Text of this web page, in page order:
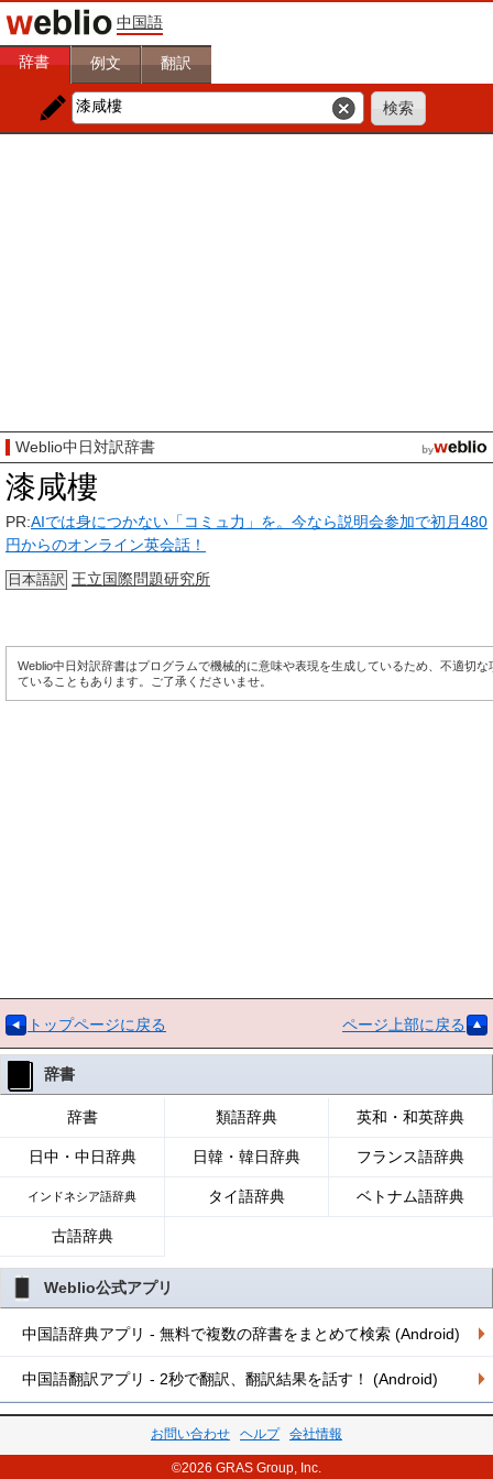
中国語
辞書 例文 翻訳
Weblio中日対訳辞書
漆咸樓
PR:AIでは身につかない「コミュ力」を。今なら説明会参加で初月480
円からのオンライン英会話！
日本語訳 王立国際問題研究所
Weblio中日対訳辞書はプログラムで機械的に意味や表現を生成しているため、不適切な
ていることもあります。ご了承くださいませ。
トップページに戻る ページ上部に戻る
辞書
辞書 類語辞典 英和・和英辞典
日中・中日辞典 日韓・韓日辞典 フランス語辞典
インドネシア語辞典 タイ語辞典 ベトナム語辞典
古語辞典
Weblio公式アプリ
中国語辞典アプリ - 無料で複数の辞書をまとめて検索 (Android)
中国語翻訳アプリ - 2秒で翻訳、翻訳結果を話す！ (Android)
お問い合わせ ヘルプ 会社情報
©2026 GRAS Group, Inc.